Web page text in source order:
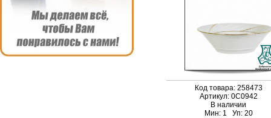
Код товара: 258473
Артикул: 0С0942
В наличии
Мин: 1 Уп: 20